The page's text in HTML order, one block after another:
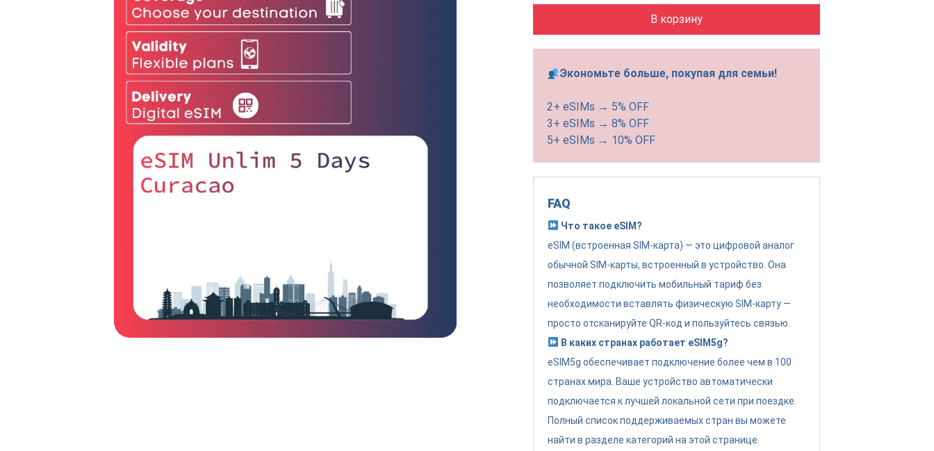
В корзину
Экономьте больше, покупая для семьи!
2+ eSIMs → 5% OFF
3+ eSIMs → 8% OFF
5+ eSIMs → 10% OFF
FAQ
Что такое eSIM?
eSIM (встроенная SIM-карта) — это цифровой аналог
обычной SIM-карты, встроенный в устройство. Она
позволяет подключить мобильный тариф без
необходимости вставлять физическую SIM-карту —
просто отсканируйте QR-код и пользуйтесь связью.
В каких странах работает eSIM5g?
eSIM5g обеспечивает подключение более чем в 100
странах мира. Ваше устройство автоматически
подключается к лучшей локальной сети при поездке.
Полный список поддерживаемых стран вы можете
найти в разделе категорий на этой странице.